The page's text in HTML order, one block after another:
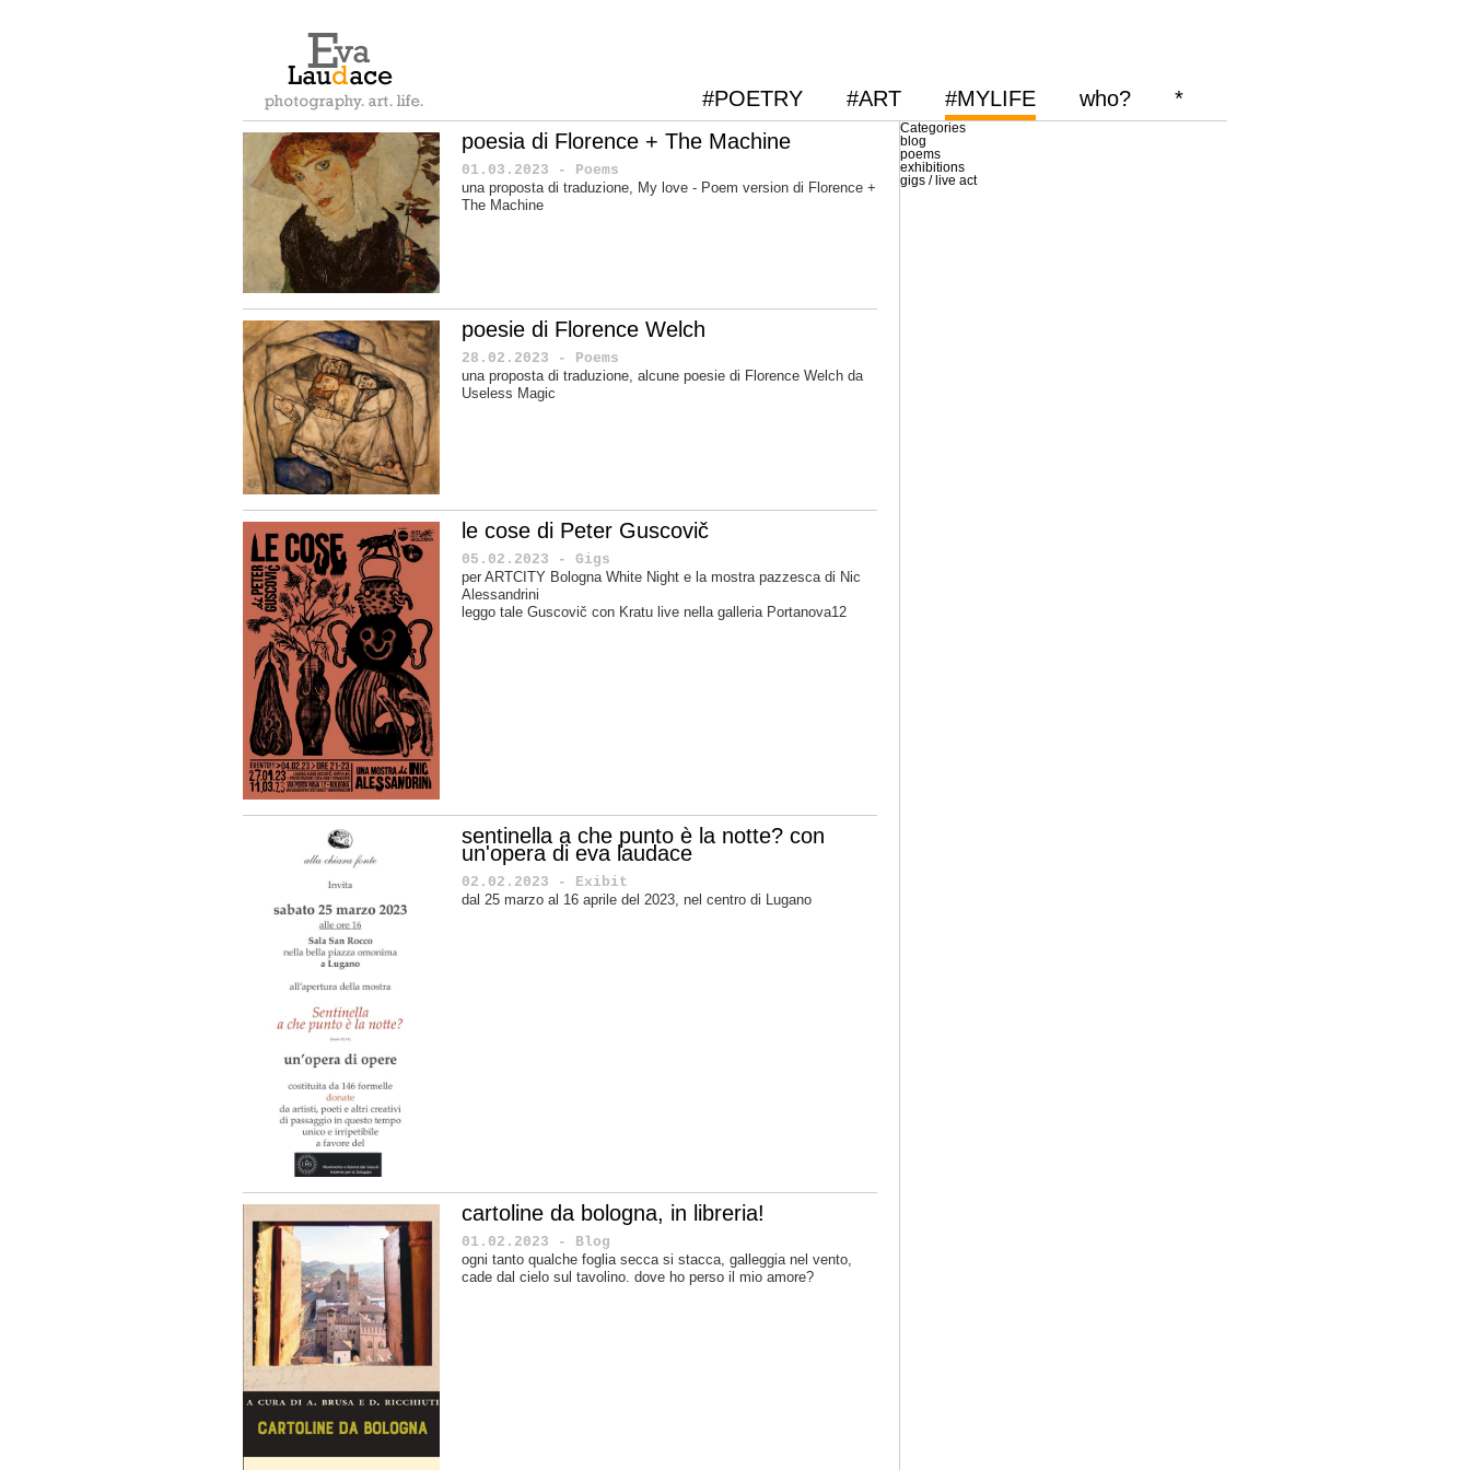
#POETRY #ART #MYLIFE who?
*
poesia di Florence + The Machine
01.03.2023 - Poems
una proposta di traduzione, My love - Poem version di Florence +
The Machine
poesie di Florence Welch
28.02.2023 - Poems
una proposta di traduzione, alcune poesie di Florence Welch da
Useless Magic
le cose di Peter Guscovič
05.02.2023 - Gigs
per ARTCITY Bologna White Night e la mostra pazzesca di Nic
Alessandrini
leggo tale Guscovič con Kratu live nella galleria Portanova12
sentinella a che punto è la notte? con
un'opera di eva laudace
02.02.2023 - Exibit
dal 25 marzo al 16 aprile del 2023, nel centro di Lugano
cartoline da bologna, in libreria!
01.02.2023 - Blog
ogni tanto qualche foglia secca si stacca, galleggia nel vento,
cade dal cielo sul tavolino. dove ho perso il mio amore?
Categories
blog
poems
exhibitions
gigs / live act